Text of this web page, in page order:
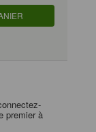
premier à